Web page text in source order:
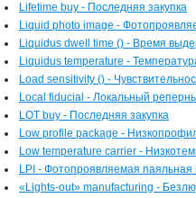
Lifetime buy - Последняя закупка
Liquid photo image -
Liquidus dwell time () - Время
Liquidus temperature -
Load sensitivity () -
Local fiducial - Локальный
LOT buy - Последняя закупка
Low profile package -
Low temperature carrier -
LPI - Фотопроявляемая паяльная
«Lights-out» manufacturing -